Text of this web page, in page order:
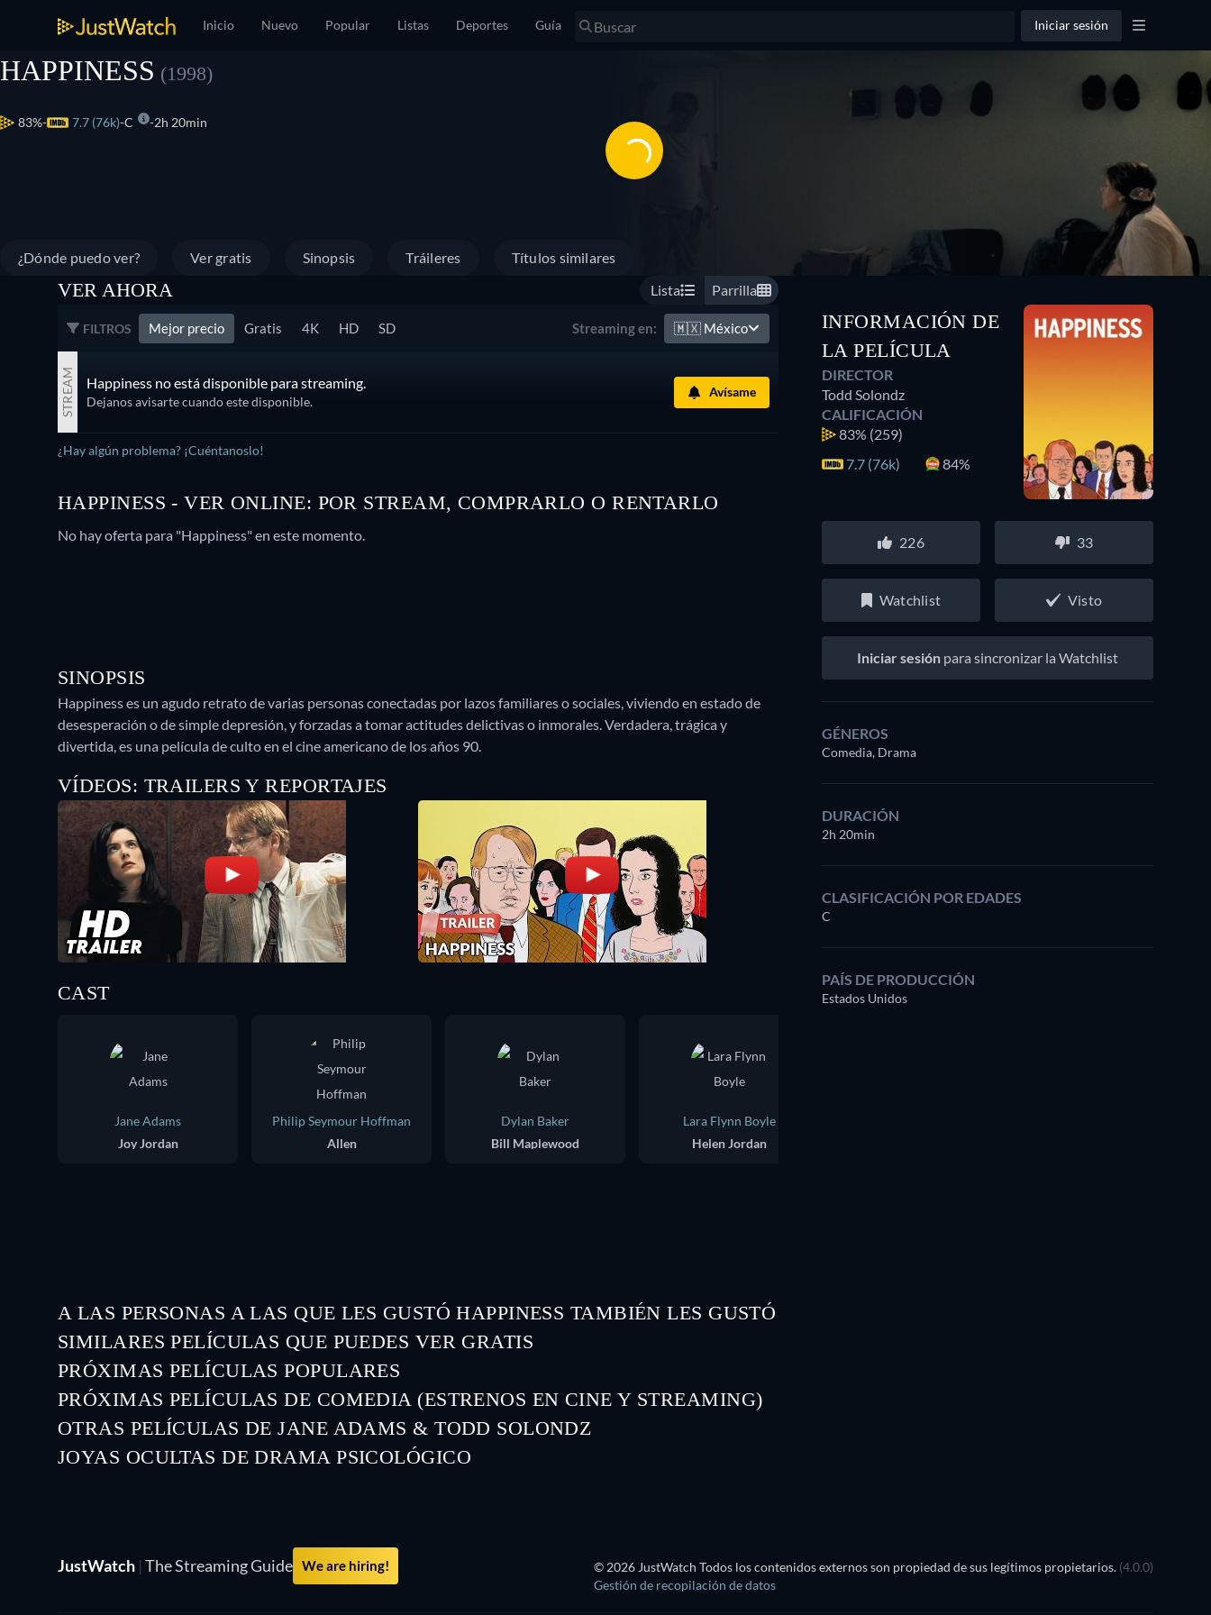
Inicio Nuevo Popular Listas Deportes Guía Iniciar sesión
HAPPINESS (1998)
83% 7.7 (76k) C 2h 20min
¿Dónde puedo ver? Ver gratis Sinopsis Tráileres Títulos similares
VER AHORA Lista Parrilla
FILTROS Mejor precio Gratis 4K HD SD Streaming en: 🇲🇽 México
STREAM Happiness no está disponible para streaming.
Dejanos avisarte cuando este disponible.
Avísame
¿Hay algún problema? ¡Cuéntanoslo!
HAPPINESS - VER ONLINE: POR STREAM, COMPRARLO O RENTARLO
No hay oferta para "Happiness" en este momento.
SINOPSIS
Happiness es un agudo retrato de varias personas conectadas por lazos familiares o sociales, viviendo en estado de
desesperación o de simple depresión, y forzadas a tomar actitudes delictivas o inmorales. Verdadera, trágica y
divertida, es una película de culto en el cine americano de los años 90.
VÍDEOS: TRAILERS Y REPORTAJES
INFORMACIÓN DE
LA PELÍCULA
DIRECTOR
Todd Solondz
CALIFICACIÓN
83% (259)
7.7 (76k)
84%
226 33
Watchlist Visto
Iniciar sesión para sincronizar la Watchlist
GÉNEROS
Comedia, Drama
DURACIÓN
2h 20min
CLASIFICACIÓN POR EDADES
C
PAÍS DE PRODUCCIÓN
Estados Unidos
CAST
Jane Adams
Joy Jordan
Philip Seymour Hoffman
Allen
Dylan Baker
Bill Maplewood
Lara Flynn Boyle
Helen Jordan
A LAS PERSONAS A LAS QUE LES GUSTÓ HAPPINESS TAMBIÉN LES GUSTÓ
SIMILARES PELÍCULAS QUE PUEDES VER GRATIS
PRÓXIMAS PELÍCULAS POPULARES
PRÓXIMAS PELÍCULAS DE COMEDIA (ESTRENOS EN CINE Y STREAMING)
OTRAS PELÍCULAS DE JANE ADAMS & TODD SOLONDZ
JOYAS OCULTAS DE DRAMA PSICOLÓGICO
TV
JustWatch | The Streaming Guide We are hiring! © 2026 JustWatch Todos los contenidos externos son propiedad de sus legítimos propietarios. (4.0.0)
Gestión de recopilación de datos